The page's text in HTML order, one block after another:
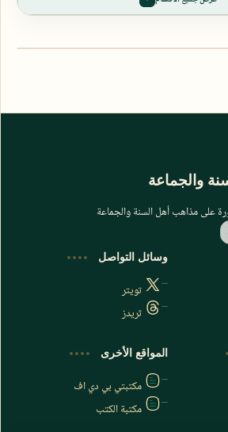
على تليجرام
والجماعة
على مذاهب أهل السنة والجماعة
وسائل التواصل
تويتر
ثريدز
المواقع الأخرى
مكتبتي بي دي اف
مكتبة الكتب